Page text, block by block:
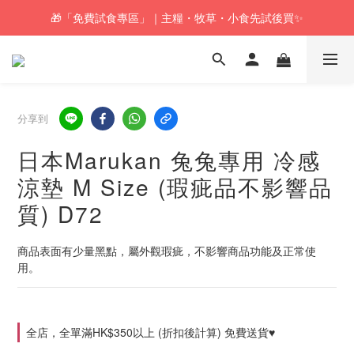
🚚訂單折實$350以上即可享本地包郵📦
🎁「免費試食專區」｜主糧・牧草・小食先試後買✨
🚚訂單折實$350以上即可享本地包郵📦
分享到
日本Marukan 兔兔專用 冷感
涼墊 M Size (瑕疵品不影響品
質) D72
商品表面有少量黑點，屬外觀瑕疵，不影響商品功能及正常使
用。
全店，全單滿HK$350以上 (折扣後計算) 免費送貨♥